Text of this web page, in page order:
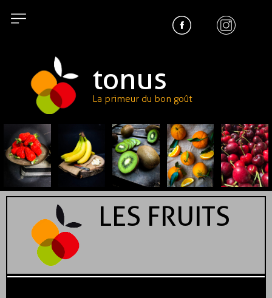
tonus
La primeur du bon goût
LES FRUITS